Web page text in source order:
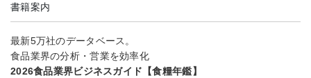
書籍案内
最新5万社のデータベース。
食品業界の分析・営業を効率化
2026食品業界ビジネスガイド【食糧年鑑】